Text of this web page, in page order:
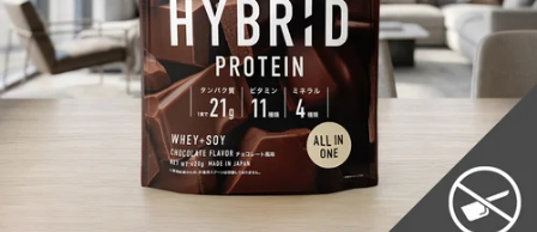
VALXについて
おトクおまとめ割
定期便
はじめての方へ